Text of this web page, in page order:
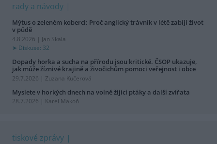
rady a návody
Mýtus o zeleném koberci: Proč anglický trávník v létě zabíjí život
v půdě
4.8.2026 | Jan Skala
Diskuse: 32
Dopady horka a sucha na přírodu jsou kritické. ČSOP ukazuje,
jak může žíznivé krajině a živočichům pomoci veřejnost i obce
29.7.2026 | Zuzana Kučerová
Myslete v horkých dnech na volně žijící ptáky a další zvířata
28.7.2026 | Karel Makoň
tiskové zprávy